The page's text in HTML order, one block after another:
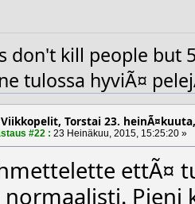
don't kill people but
tulossa hyviÃ¤
Torstai 23.
#22 : 23 Heinäkuu, 2015, 15:25:20 »
ettÃ¤
normaalisti. Pieni